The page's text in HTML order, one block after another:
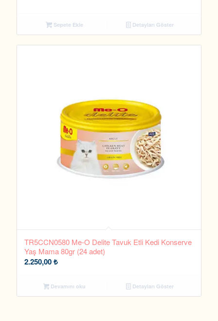
Sepete Ekle Detayları Göster
TR5CCN0580 Me-O Delite Tavuk Etli Kedi Konserve
Yaş Mama 80gr (24 adet)
2.250,00₺
Devamını oku Detayları Göster